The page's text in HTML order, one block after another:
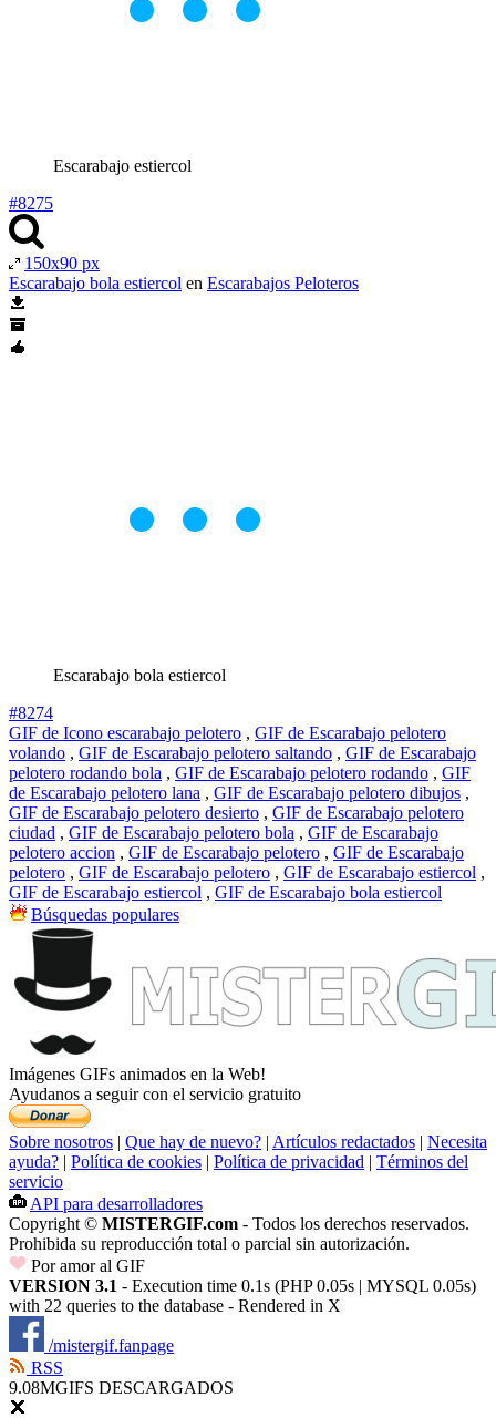
Escarabajo estiercol
#8275
150x90 px
Escarabajo bola estiercol en Escarabajos Peloteros
Escarabajo bola estiercol
#8274
GIF de Icono escarabajo pelotero , GIF de Escarabajo pelotero
volando , GIF de Escarabajo pelotero saltando , GIF de Escarabajo
pelotero rodando bola , GIF de Escarabajo pelotero rodando , GIF
de Escarabajo pelotero lana , GIF de Escarabajo pelotero dibujos ,
GIF de Escarabajo pelotero desierto , GIF de Escarabajo pelotero
ciudad , GIF de Escarabajo pelotero bola , GIF de Escarabajo
pelotero accion , GIF de Escarabajo pelotero , GIF de Escarabajo
pelotero , GIF de Escarabajo pelotero , GIF de Escarabajo estiercol ,
GIF de Escarabajo estiercol , GIF de Escarabajo bola estiercol
Búsquedas populares
Imágenes GIFs animados en la Web!
Ayudanos a seguir con el servicio gratuito
Sobre nosotros | Que hay de nuevo? | Artículos redactados | Necesita
ayuda? | Política de cookies | Política de privacidad | Términos del
servicio
API para desarrolladores
Copyright © MISTERGIF.com - Todos los derechos reservados.
Prohibida su reproducción total o parcial sin autorización.
Por amor al GIF
VERSION 3.1 - Execution time 0.1s (PHP 0.05s | MYSQL 0.05s)
with 22 queries to the database - Rendered in X
/mistergif.fanpage
RSS
9.08MGIFS DESCARGADOS